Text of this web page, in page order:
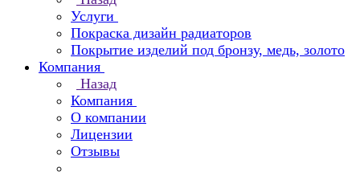
Услуги
Покраска дизайн радиаторов
Покрытие изделий под бронзу, медь, золото
Компания
Назад
Компания
О компании
Лицензии
Отзывы